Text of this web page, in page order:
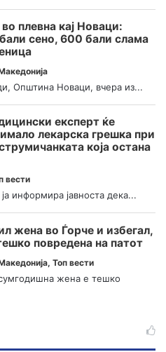
плевна кај Новаци:
сено, 600 бали слама
Општина Новаци, вчера из...
експерт ќе
лекарска грешка при
која остана
вести
информира јавноста дека...
жена во Ѓорче и избегал,
повредена на патот
, Топ вести
жена е тешко